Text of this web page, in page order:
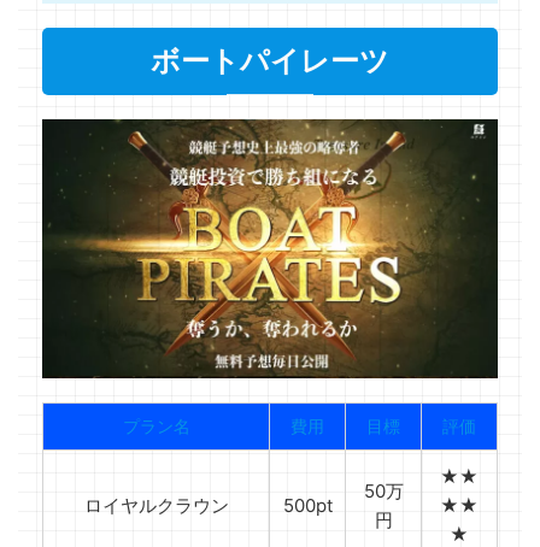
ボートパイレーツ
プラン名 費用 目標 評価
ロイヤルクラウン 500pt
50万
円
★★
★★
★